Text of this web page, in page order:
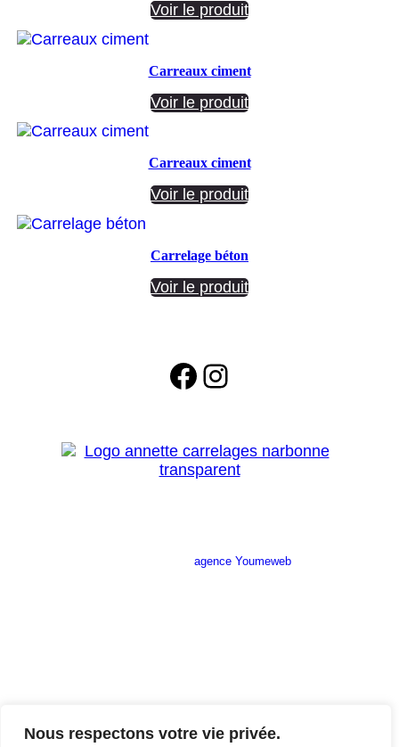
Nous respectons votre vie privée.
Voir le produit
Carreaux ciment
Voir le produit
Carreaux ciment
Voir le produit
Carrelage béton
Voir le produit
Facebook
Instagram
agence Youmeweb
Mercredi 08h30 – 12h00 / 14h00 – 18h30